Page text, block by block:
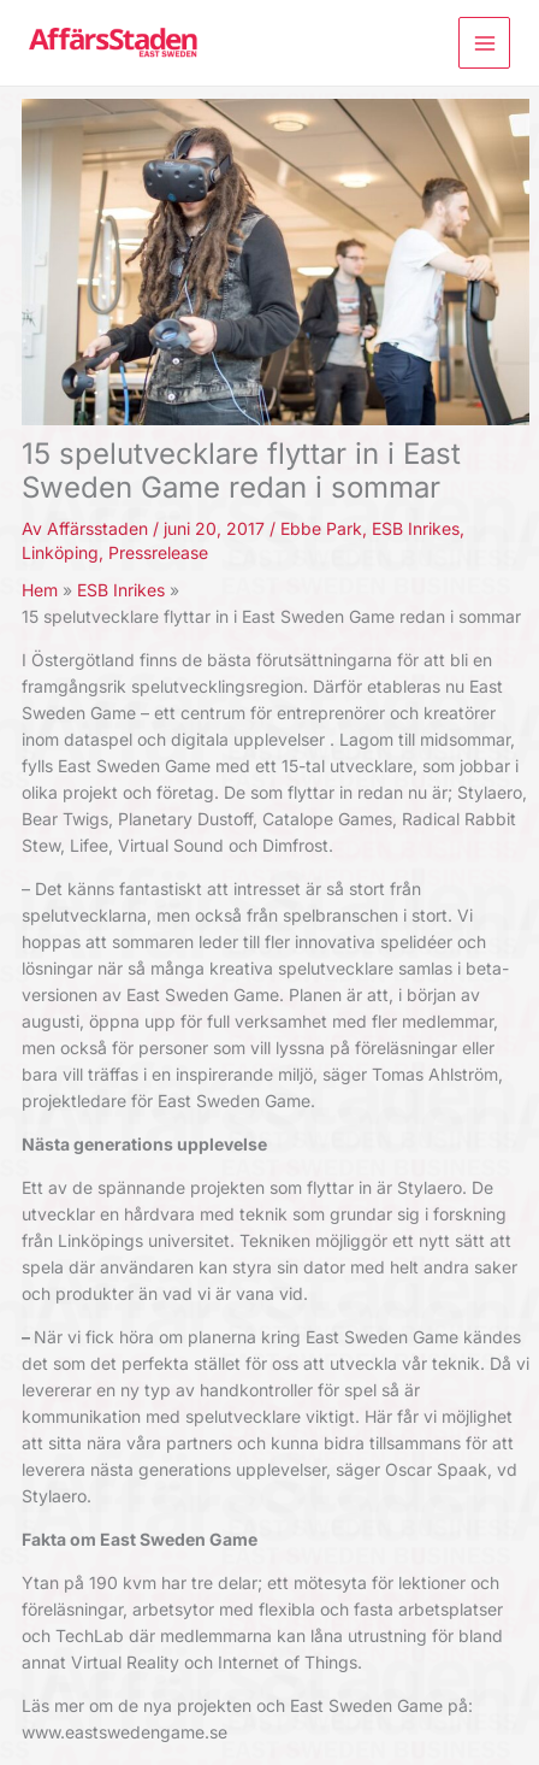
15 spelutvecklare flyttar in i East
Sweden Game redan i sommar
Av Affärsstaden / juni 20, 2017 / Ebbe Park, ESB Inrikes,
Linköping, Pressrelease
Hem
ESB Inrikes
15 spelutvecklare flyttar in i East Sweden Game redan i sommar
I Östergötland finns de bästa förutsättningarna för att bli en
framgångsrik spelutvecklingsregion. Därför etableras nu East
Sweden Game – ett centrum för entreprenörer och kreatörer
inom dataspel och digitala upplevelser . Lagom till midsommar,
fylls East Sweden Game med ett 15-tal utvecklare, som jobbar i
olika projekt och företag. De som flyttar in redan nu är; Stylaero,
Bear Twigs, Planetary Dustoff, Catalope Games, Radical Rabbit
Stew, Lifee, Virtual Sound och Dimfrost.
– Det känns fantastiskt att intresset är så stort från
spelutvecklarna, men också från spelbranschen i stort. Vi
hoppas att sommaren leder till fler innovativa spelidéer och
lösningar när så många kreativa spelutvecklare samlas i beta-
versionen av East Sweden Game. Planen är att, i början av
augusti, öppna upp för full verksamhet med fler medlemmar,
men också för personer som vill lyssna på föreläsningar eller
bara vill träffas i en inspirerande miljö, säger Tomas Ahlström,
projektledare för East Sweden Game.
Nästa generations upplevelse
Ett av de spännande projekten som flyttar in är Stylaero. De
utvecklar en hårdvara med teknik som grundar sig i forskning
från Linköpings universitet. Tekniken möjliggör ett nytt sätt att
spela där användaren kan styra sin dator med helt andra saker
och produkter än vad vi är vana vid.
– När vi fick höra om planerna kring East Sweden Game kändes
det som det perfekta stället för oss att utveckla vår teknik. Då vi
levererar en ny typ av handkontroller för spel så är
kommunikation med spelutvecklare viktigt. Här får vi möjlighet
att sitta nära våra partners och kunna bidra tillsammans för att
leverera nästa generations upplevelser, säger Oscar Spaak, vd
Stylaero.
Fakta om East Sweden Game
Ytan på 190 kvm har tre delar; ett mötesyta för lektioner och
föreläsningar, arbetsytor med flexibla och fasta arbetsplatser
och TechLab där medlemmarna kan låna utrustning för bland
annat Virtual Reality och Internet of Things.
Läs mer om de nya projekten och East Sweden Game på:
www.eastswedengame.se